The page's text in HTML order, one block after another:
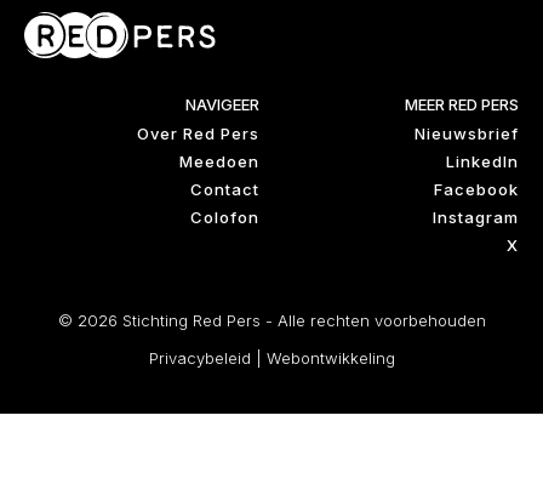
NAVIGEER
Over Red Pers
Meedoen
Contact
Colofon
MEER RED PERS
Nieuwsbrief
LinkedIn
Facebook
Instagram
X
© 2026 Stichting Red Pers - Alle rechten voorbehouden
Privacybeleid
Webontwikkeling